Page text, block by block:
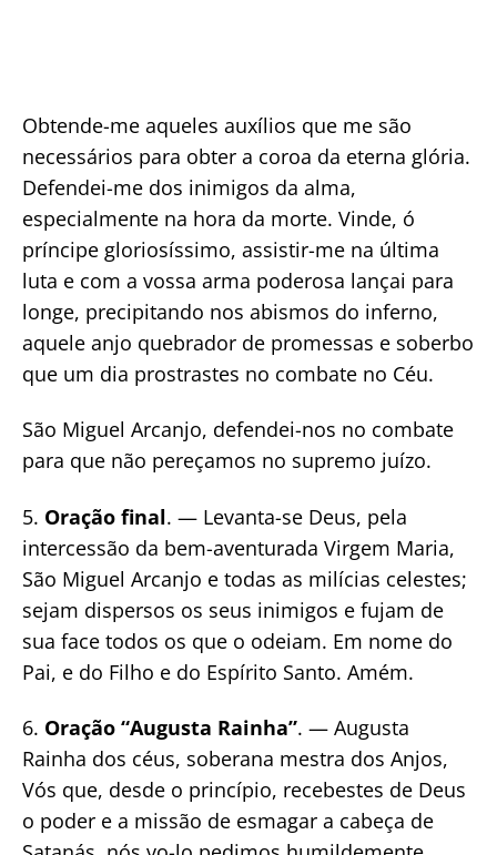
Obtende-me aqueles auxílios que me são
necessários para obter a coroa da eterna glória.
Defendei-me dos inimigos da alma,
especialmente na hora da morte. Vinde, ó
príncipe gloriosíssimo, assistir-me na última
luta e com a vossa arma poderosa lançai para
longe, precipitando nos abismos do inferno,
aquele anjo quebrador de promessas e soberbo
que um dia prostrastes no combate no Céu.
São Miguel Arcanjo, defendei-nos no combate
para que não pereçamos no supremo juízo.
5. Oração final. — Levanta-se Deus, pela
intercessão da bem-aventurada Virgem Maria,
São Miguel Arcanjo e todas as milícias celestes;
sejam dispersos os seus inimigos e fujam de
sua face todos os que o odeiam. Em nome do
Pai, e do Filho e do Espírito Santo. Amém.
6. Oração “Augusta Rainha”. — Augusta
Rainha dos céus, soberana mestra dos Anjos,
Vós que, desde o princípio, recebestes de Deus
o poder e a missão de esmagar a cabeça de